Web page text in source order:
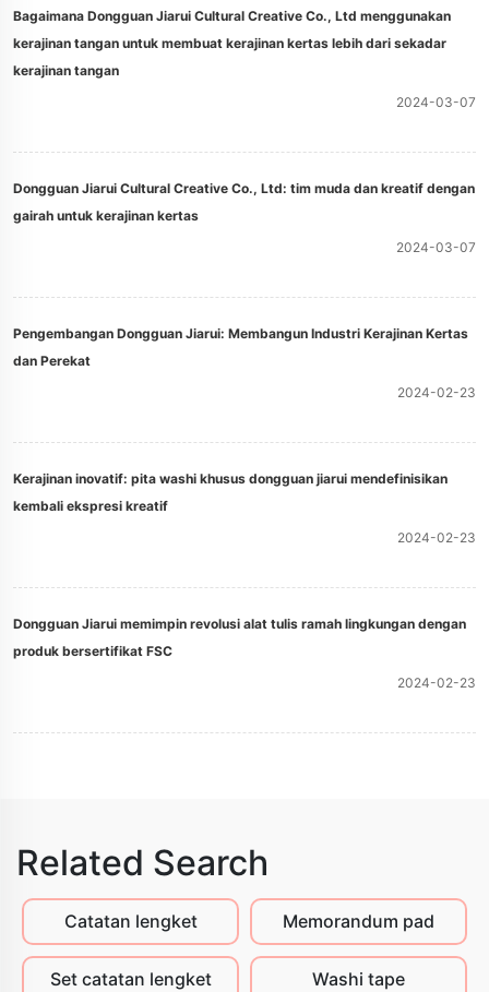
Bagaimana Dongguan Jiarui Cultural Creative Co., Ltd menggunakan
kerajinan tangan untuk membuat kerajinan kertas lebih dari sekadar
kerajinan tangan
2024-03-07
Dongguan Jiarui Cultural Creative Co., Ltd: tim muda dan kreatif dengan
gairah untuk kerajinan kertas
2024-03-07
Pengembangan Dongguan Jiarui: Membangun Industri Kerajinan Kertas
dan Perekat
2024-02-23
Kerajinan inovatif: pita washi khusus dongguan jiarui mendefinisikan
kembali ekspresi kreatif
2024-02-23
Dongguan Jiarui memimpin revolusi alat tulis ramah lingkungan dengan
produk bersertifikat FSC
2024-02-23
Related Search
Catatan lengket Memorandum pad
Set catatan lengket Washi tape